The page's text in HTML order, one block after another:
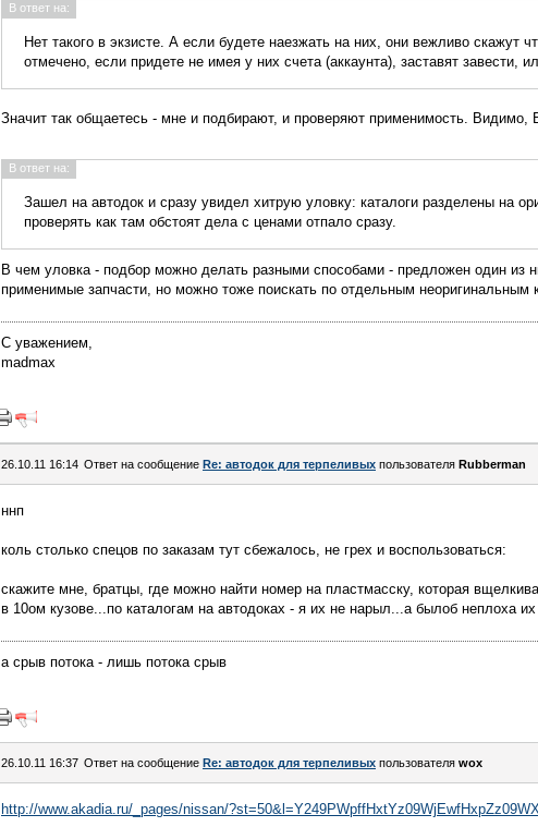
В ответ на:
Нет такого в экзисте. А если будете наезжать на них, они вежливо скажут
отмечено, если придете не имея у них счета (аккаунта), заставят завести,
Значит так общаетесь - мне и подбирают, и проверяют применимость.
В ответ на:
Зашел на автодок и сразу увидел хитрую уловку: каталоги разделены на
проверять как там обстоят дела с ценами отпало сразу.
В чем уловка - подбор можно делать разными способами - предложен один из
применимые запчасти, но можно тоже поискать по отдельным неоригинальным
С уважением,
madmax
26.10.11 16:14 Ответ на сообщение Re: автодок для терпеливых пользователя Rubberman
ннп
коль столько спецов по заказам тут сбежалось, не грех и воспользоваться:
скажите мне, братцы, где можно найти номер на пластмасску, которая
в 10ом кузове...по каталогам на автодоках - я их не нарыл...а былоб неплоха их
а срыв потока - лишь потока срыв
26.10.11 16:37 Ответ на сообщение Re: автодок для терпеливых пользователя wox
http://www.akadia.ru/_pages/nissan/